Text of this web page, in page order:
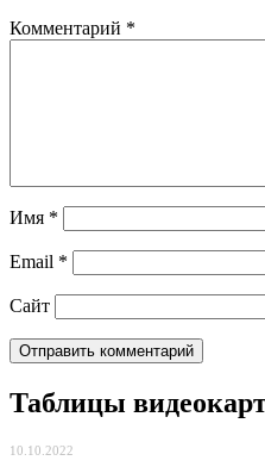
Комментарий *
Имя *
Email *
Сайт
Таблицы
10.10.2022